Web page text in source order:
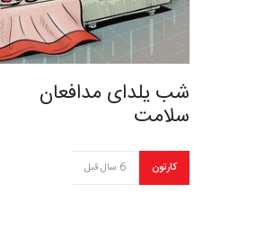
شب یلدای مدافعان
سلامت
کارتون 6 سال قبل